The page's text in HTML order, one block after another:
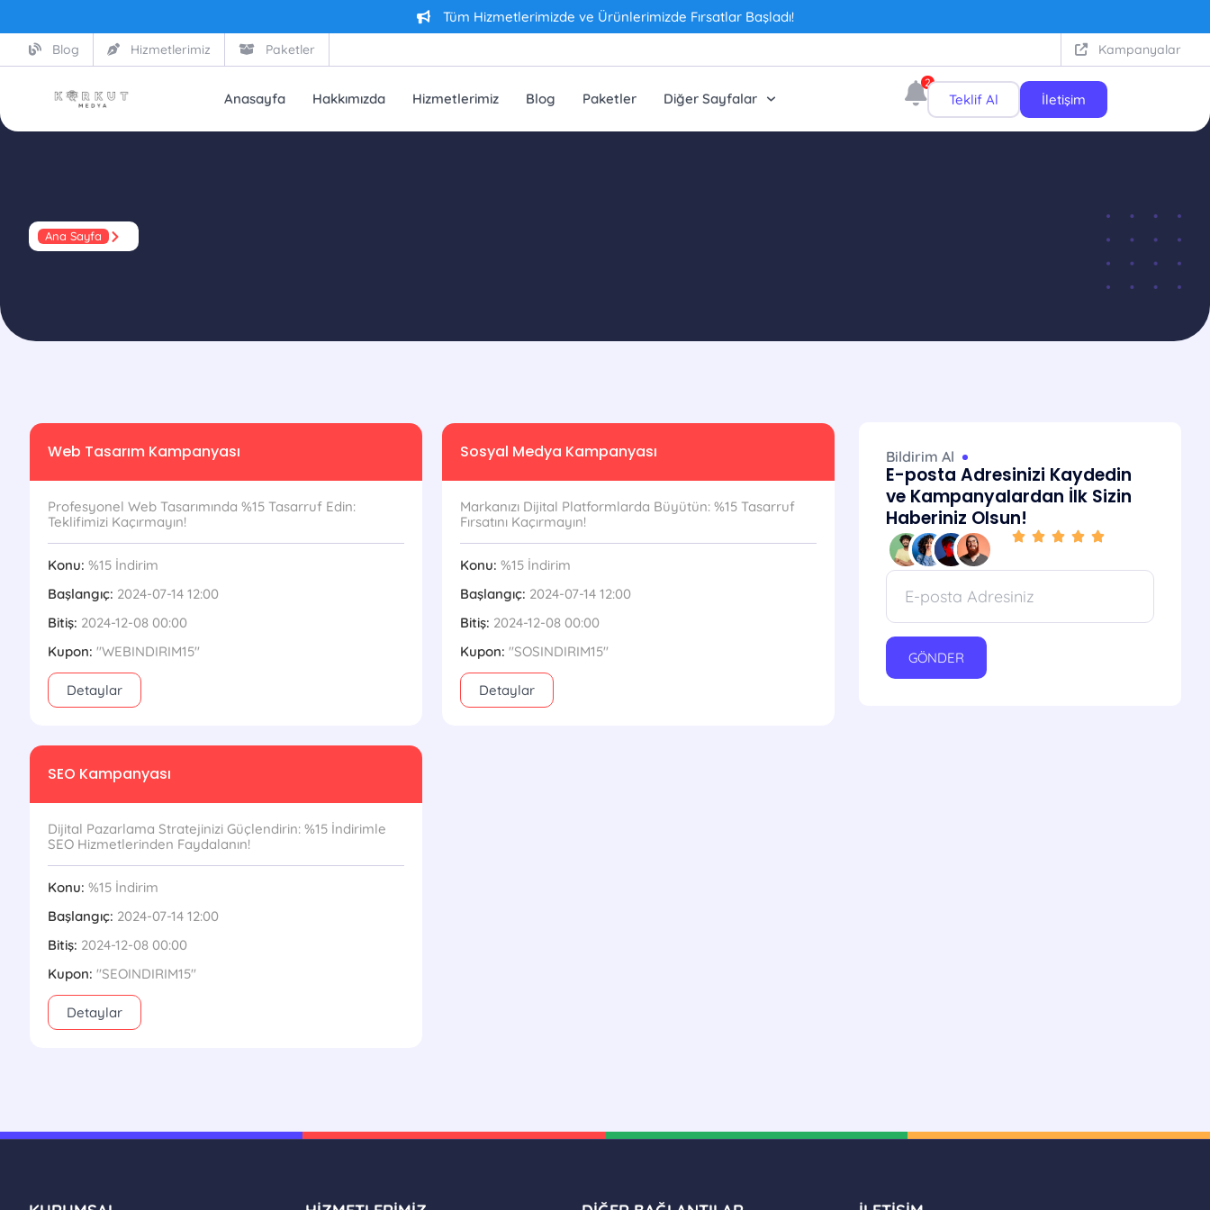
Tüm Hizmetlerimizde ve Ürünlerimizde Fırsatlar Başladı!
Blog Hizmetlerimiz Paketler Kampanyalar
Anasayfa Hakkımızda Hizmetlerimiz Blog Paketler Diğer Sayfalar
2
Teklif Al İletişim
Ana Sayfa
Web Tasarım Kampanyası
Profesyonel Web Tasarımında %15 Tasarruf Edin:
Teklifimizi Kaçırmayın!
Konu: %15 İndirim
Başlangıç: 2024-07-14 12:00
Bitiş: 2024-12-08 00:00
Kupon: "WEBINDIRIM15"
Detaylar
Sosyal Medya Kampanyası
Markanızı Dijital Platformlarda Büyütün: %15 Tasarruf
Fırsatını Kaçırmayın!
Konu: %15 İndirim
Başlangıç: 2024-07-14 12:00
Bitiş: 2024-12-08 00:00
Kupon: ''SOSINDIRIM15''
Detaylar
SEO Kampanyası
Dijital Pazarlama Stratejinizi Güçlendirin: %15 İndirimle
SEO Hizmetlerinden Faydalanın!
Konu: %15 İndirim
Başlangıç: 2024-07-14 12:00
Bitiş: 2024-12-08 00:00
Kupon: ''SEOINDIRIM15''
Detaylar
Bildirim Al
E-posta Adresinizi Kaydedin
ve Kampanyalardan İlk Sizin
Haberiniz Olsun!
GÖNDER